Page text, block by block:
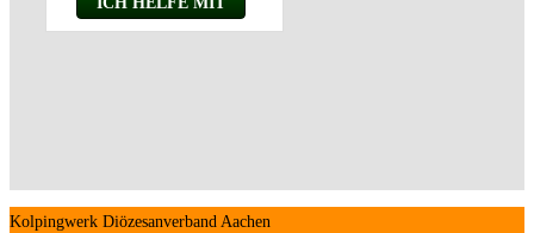
Kolpingwerk Diözesanverband Aachen